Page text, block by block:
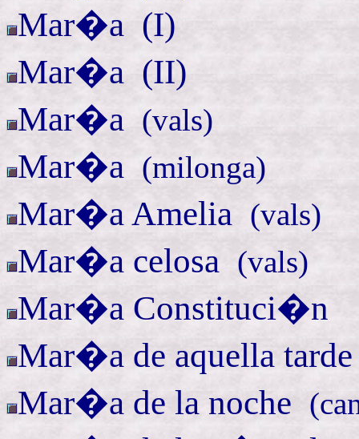
Mar�a (I)
Mar�a (II)
Mar�a (vals)
Mar�a (milonga)
Mar�a Amelia (vals)
Mar�a celosa (vals)
Mar�a Constituci�n
Mar�a de aquella
Mar�a de la noche (